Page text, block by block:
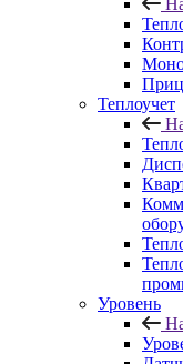
Теплоучет
Уровень